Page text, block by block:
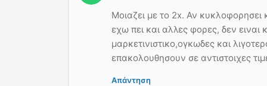
Μοιαζει με το 2x. Αν
εχω πει και αλλες φορες, δεν ειναι
μαρκετινιστικο,ογκωδες και
επακολουθησουν σε αντιστοιχες
Απάντηση